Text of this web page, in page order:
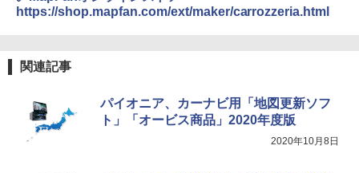
https://shop.mapfan.com/ext/maker/carrozzeria.html
関連記事
パイオニア、カーナビ用「地図更新ソフ
ト」「オービス商品」2020年度版
2020年10月8日